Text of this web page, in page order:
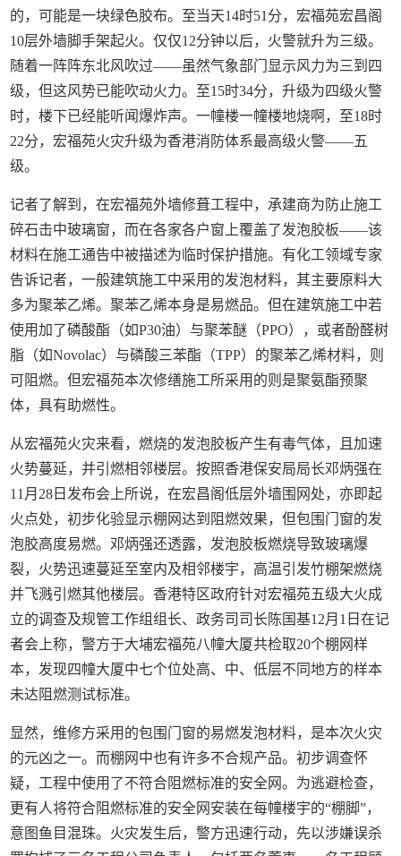
的，可能是一块绿色胶布。至当天14时51分，宏福苑宏昌阁
10层外墙脚手架起火。仅仅12分钟以后，火警就升为三级。
随着一阵阵东北风吹过——虽然气象部门显示风力为三到四
级，但这风势已能吹动火力。至15时34分，升级为四级火警
时，楼下已经能听闻爆炸声。一幢楼一幢楼地烧啊，至18时
22分，宏福苑火灾升级为香港消防体系最高级火警——五
级。
记者了解到，在宏福苑外墙修葺工程中，承建商为防止施工
碎石击中玻璃窗，而在各家各户窗上覆盖了发泡胶板——该
材料在施工通告中被描述为临时保护措施。有化工领域专家
告诉记者，一般建筑施工中采用的发泡材料，其主要原料大
多为聚苯乙烯。聚苯乙烯本身是易燃品。但在建筑施工中若
使用加了磷酸酯（如P30油）与聚苯醚（PPO），或者酚醛树
脂（如Novolac）与磷酸三苯酯（TPP）的聚苯乙烯材料，则
可阻燃。但宏福苑本次修缮施工所采用的则是聚氨酯预聚
体，具有助燃性。
从宏福苑火灾来看，燃烧的发泡胶板产生有毒气体，且加速
火势蔓延，并引燃相邻楼层。按照香港保安局局长邓炳强在
11月28日发布会上所说，在宏昌阁低层外墙围网处，亦即起
火点处，初步化验显示棚网达到阻燃效果，但包围门窗的发
泡胶高度易燃。邓炳强还透露，发泡胶板燃烧导致玻璃爆
裂，火势迅速蔓延至室内及相邻楼宇，高温引发竹棚架燃烧
并飞溅引燃其他楼层。香港特区政府针对宏福苑五级大火成
立的调查及规管工作组组长、政务司司长陈国基12月1日在记
者会上称，警方于大埔宏福苑八幢大厦共检取20个棚网样
本，发现四幢大厦中七个位处高、中、低层不同地方的样本
未达阻燃测试标准。
显然，维修方采用的包围门窗的易燃发泡材料，是本次火灾
的元凶之一。而棚网中也有许多不合规产品。初步调查怀
疑，工程中使用了不符合阻燃标准的安全网。为逃避检查，
更有人将符合阻燃标准的安全网安装在每幢楼宇的“棚脚”，
意图鱼目混珠。火灾发生后，警方迅速行动，先以涉嫌误杀